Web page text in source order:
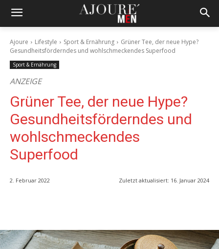
Ajoure Lifestyle Sport & Ernährung
Grüner Tee, der neue Hype?
Gesundheitsförderndes und wohlschmeckendes Superfood
Sport & Ernährung
ANZEIGE
Grüner Tee, der neue Hype?
Gesundheitsförderndes und
wohlschmeckendes
Superfood
2. Februar 2022 Zuletzt aktualisiert: 16. Januar 2024